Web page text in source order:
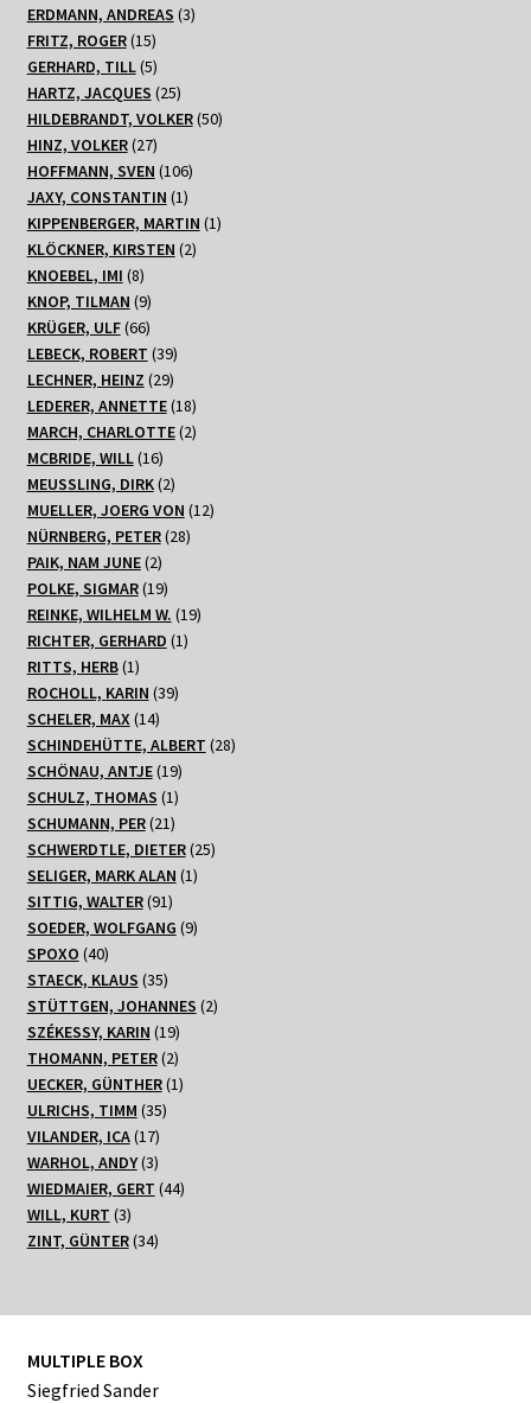
ERDMANN, ANDREAS 33
FRITZ, ROGER 1515
Produkte
GERHARD, TILL 55
Produkte
HARTZ, JACQUES 2525
Produkte
HILDEBRANDT, VOLKER 5050
HINZ, VOLKER 2727
Produkte
HOFFMANN, SVEN 106106
Produkte
JAXY, CONSTANTIN 11
Produkt
KIPPENBERGER, MARTIN 11
KLÖCKNER, KIRSTEN 22
KNOEBEL, IMI 88
Produkte
KNOP, TILMAN 99
Produkte
KRÜGER, ULF 6666
Produkte
LEBECK, ROBERT 3939
Produkte
LECHNER, HEINZ 2929
Produkte
LEDERER, ANNETTE 1818
Produkte
MARCH, CHARLOTTE 22
MCBRIDE, WILL 1616
Produkte
MEUSSLING, DIRK 22
Produkte
MUELLER, JOERG VON 1212
NÜRNBERG, PETER 2828
PAIK, NAM JUNE 22
Produkte
POLKE, SIGMAR 1919
Produkte
REINKE, WILHELM W. 1919
RICHTER, GERHARD 11
RITTS, HERB 11
Produkt
ROCHOLL, KARIN 3939
SCHELER, MAX 1414
Produkte
SCHINDEHÜTTE, ALBERT 2828
SCHÖNAU, ANTJE 1919
Produkte
SCHULZ, THOMAS 11
Produkt
SCHUMANN, PER 2121
Produkte
SCHWERDTLE, DIETER 2525
SELIGER, MARK ALAN 11
SITTIG, WALTER 9191
Produkte
SOEDER, WOLFGANG 99
SPOXO 4040
Produkte
STAECK, KLAUS 3535
Produkte
STÜTTGEN, JOHANNES 22
SZÉKESSY, KARIN 1919
Produkte
THOMANN, PETER 22
Produkte
UECKER, GÜNTHER 11
ULRICHS, TIMM 3535
VILANDER, ICA 1717
Produkte
WARHOL, ANDY 33
Produkte
WIEDMAIER, GERT 4444
WILL, KURT 33
Produkte
ZINT, GÜNTER 3434
MULTIPLE BOX
Siegfried Sander